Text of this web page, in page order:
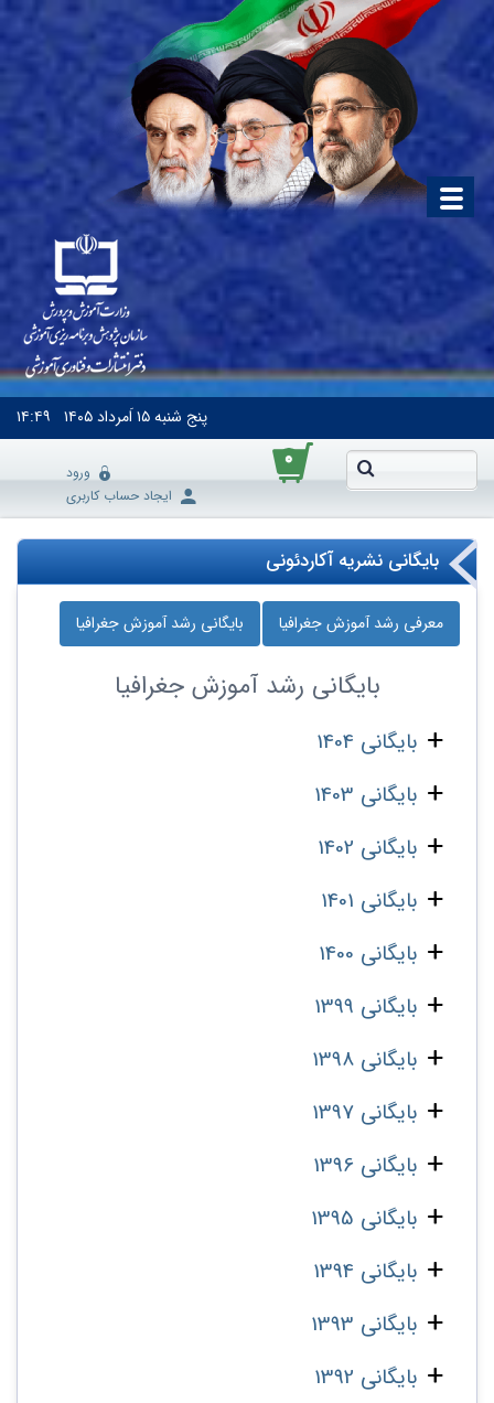
پنج شنبه۱۵ اَمرداد ۱۴۰۵ ۱۴:۴۹
۰
ورود
ایجاد حساب کاربری
بایگانی نشریه آکاردئونی
معرفی رشد آموزش جغرافیا بایگانی رشد آموزش جغرافیا
بایگانی رشد آموزش جغرافیا
بایگانی 1404
بایگانی 1403
بایگانی 1402
بایگانی 1401
بایگانی 1400
بایگانی 1399
بایگانی 1398
بایگانی 1397
بایگانی 1396
بایگانی 1395
بایگانی 1394
بایگانی 1393
بایگانی 1392